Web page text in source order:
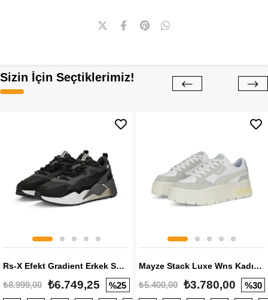
Sizin İçin Seçtiklerimiz!
Rs-X Efekt Gradient Erkek Sneaker
₺8.999,00 ₺6.749,25 %25
Mayze Stack Luxe Wns Kadın Sneaker
₺5.400,00 ₺3.780,00 %30